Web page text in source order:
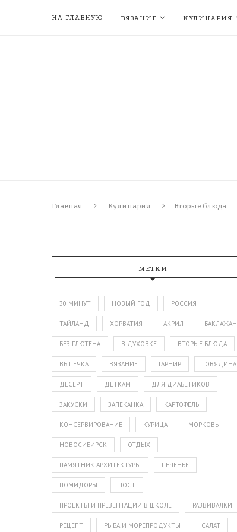
НА ГЛАВНУЮ ВЯЗАНИЕ КУЛИНАРИЯ
Главная Кулинария Вторые блюда
МЕТКИ
30 МИНУТ НОВЫЙ ГОД РОССИЯ
ТАЙЛАНД ХОРВАТИЯ АКРИЛ БАКЛАЖАН
БЕЗ ГЛЮТЕНА В ДУХОВКЕ ВТОРЫЕ БЛЮДА
ВЫПЕЧКА ВЯЗАНИЕ ГАРНИР ГОВЯДИНА
ДЕСЕРТ ДЕТКАМ ДЛЯ ДИАБЕТИКОВ
ЗАКУСКИ ЗАПЕКАНКА КАРТОФЕЛЬ
КОНСЕРВИРОВАНИЕ КУРИЦА МОРКОВЬ
НОВОСИБИРСК ОТДЫХ
ПАМЯТНИК АРХИТЕКТУРЫ ПЕЧЕНЬЕ
ПОМИДОРЫ ПОСТ
ПРОЕКТЫ И ПРЕЗЕНТАЦИИ В ШКОЛЕ РАЗВИВАЛКИ
РЕЦЕПТ РЫБА И МОРЕПРОДУКТЫ САЛАТ